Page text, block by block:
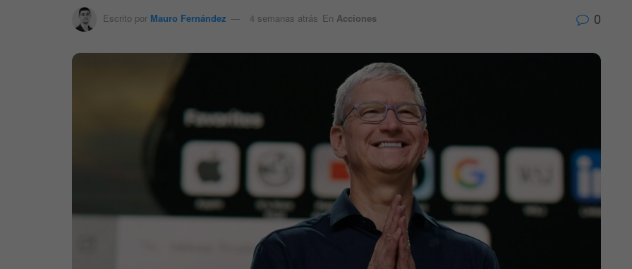
Escrito por Mauro Fernández 4 semanas atrás En Acciones 0